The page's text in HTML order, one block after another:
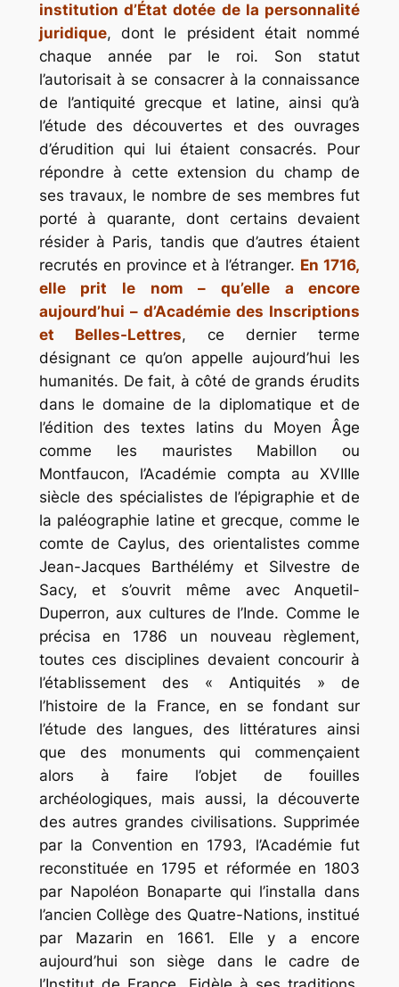
institution d’État dotée de la personnalité
juridique, dont le président était nommé
chaque année par le roi. Son statut
l’autorisait à se consacrer à la connaissance
de l’antiquité grecque et latine, ainsi qu’à
l’étude des découvertes et des ouvrages
d’érudition qui lui étaient consacrés. Pour
répondre à cette extension du champ de
ses travaux, le nombre de ses membres fut
porté à quarante, dont certains devaient
résider à Paris, tandis que d’autres étaient
recrutés en province et à l’étranger. En 1716,
elle prit le nom – qu’elle a encore
aujourd’hui – d’Académie des Inscriptions
et Belles-Lettres, ce dernier terme
désignant ce qu’on appelle aujourd’hui les
humanités. De fait, à côté de grands érudits
dans le domaine de la diplomatique et de
l’édition des textes latins du Moyen Âge
comme les mauristes Mabillon ou
Montfaucon, l’Académie compta au XVIIIe
siècle des spécialistes de l’épigraphie et de
la paléographie latine et grecque, comme le
comte de Caylus, des orientalistes comme
Jean-Jacques Barthélémy et Silvestre de
Sacy, et s’ouvrit même avec Anquetil-
Duperron, aux cultures de l’Inde. Comme le
précisa en 1786 un nouveau règlement,
toutes ces disciplines devaient concourir à
l’établissement des « Antiquités » de
l’histoire de la France, en se fondant sur
l’étude des langues, des littératures ainsi
que des monuments qui commençaient
alors à faire l’objet de fouilles
archéologiques, mais aussi, la découverte
des autres grandes civilisations. Supprimée
par la Convention en 1793, l’Académie fut
reconstituée en 1795 et réformée en 1803
par Napoléon Bonaparte qui l’installa dans
l’ancien Collège des Quatre-Nations, institué
par Mazarin en 1661. Elle y a encore
aujourd’hui son siège dans le cadre de